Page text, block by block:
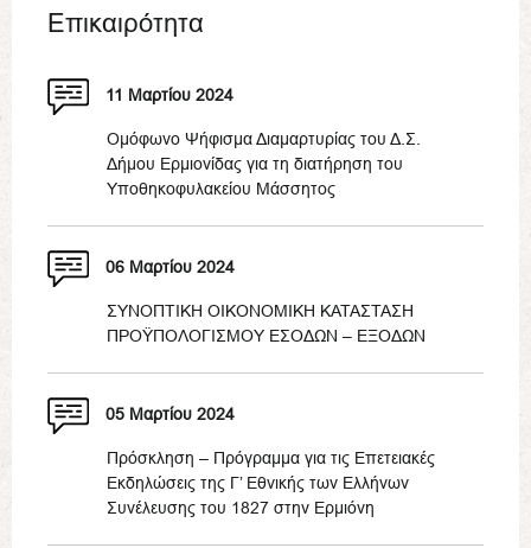
Επικαιρότητα
11 Μαρτίου 2024
Ομόφωνο Ψήφισμα Διαμαρτυρίας του Δ.Σ.
Δήμου Ερμιονίδας για τη διατήρηση του
Υποθηκοφυλακείου Μάσσητος
06 Μαρτίου 2024
ΣΥΝΟΠΤΙΚΗ ΟΙΚΟΝΟΜΙΚΗ ΚΑΤΑΣΤΑΣΗ
ΠΡΟΫΠΟΛΟΓΙΣΜΟΥ ΕΣΟΔΩΝ – ΕΞΟΔΩΝ
05 Μαρτίου 2024
Πρόσκληση – Πρόγραμμα για τις Επετειακές
Εκδηλώσεις της Γ’ Εθνικής των Ελλήνων
Συνέλευσης του 1827 στην Ερμιόνη